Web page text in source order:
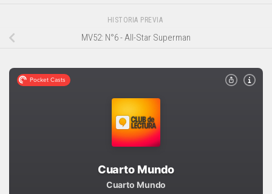
HISTORIA PREVIA
MV52: N°6 - All-Star Superman